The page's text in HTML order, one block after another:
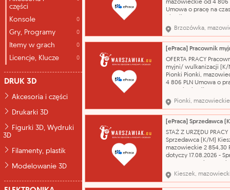
części
Konsole 0
Gry, Programy 0
Itemy w grach 0
Licencje, Klucze 0
DRUK 3D
Akcesoria i części
Drukarki 3D
Figurki 3D, Wydruki
3D
Filamenty, plastik
Modelowanie 3D
mazowieckie od 4 806
Umowa o pracę na czas
Prowadzenie robót
wykończeniowych i
remontowych w
jednorodzinnych i
mieszkaniach.
zasadnicze
Pozostali robotnicy
robót wykońc
Brzozówka,
OFERTA PRACY
myjni/ wulkanizacji (K/
Pionki Pionki,
4 806 PLN Umowa o
Mycie i sprzatanie aut,
kół samochodowych.
wykształcenie - brak
niepełne podstawowe
Operator myjni P.H.U.
URSZULA
Pionki, mazowieckie
[ePraca] Sprzedawca
STAŻ Z URZĘDU PRACY
Sprzedawca (K/M)
mazowieckie 2 854,30
dotyczy 17.08.2026 -
- Kodowanie towaru, -
klienta. wykształcenie
lub niepełne
Kieszek,